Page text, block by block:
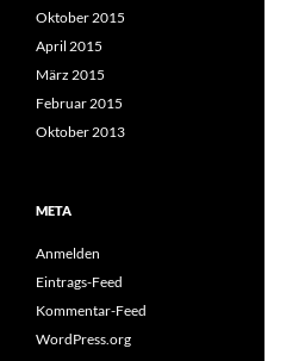
Oktober 2015
April 2015
März 2015
Februar 2015
Oktober 2013
META
Anmelden
Eintrags-Feed
Kommentar-Feed
WordPress.org